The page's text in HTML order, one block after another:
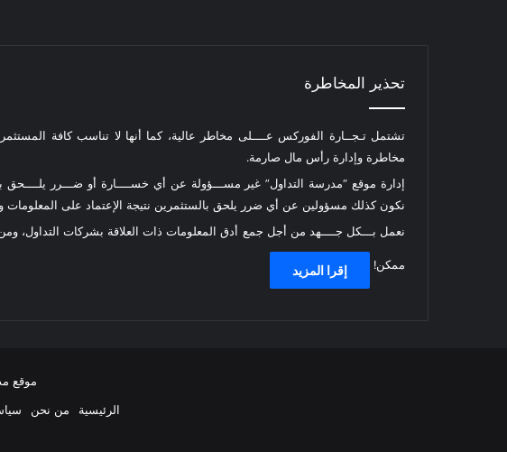
تحذير المخاطرة
تشتمل تـجــارة الفوركس عــــلى مخاطر عالية، كما أنها لا تناسب كافة
مخاطرة وإدارة رأس مال صارمة.
إدارة موقع “مدرسة التداول” غير مســـؤولة عن أي خســــارة أو ضـــرر
نكون كذلك مسؤولين عن أي ضرر يلحق بالستثمرين نتيجة الإعتماد على المعلومات
نعمل بـــكل جــــهد من أجل جمع أدق المعلومات ذات العلاقة بشركات
ممكن! إقرا المزيد
موقع
الرئيسية
من نحن